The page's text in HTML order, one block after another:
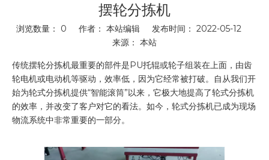
摆轮分拣机
浏览数量： 0 作者： 本站编辑 发布时间： 2022-05-12
来源： 本站
["wechat"]
传统摆轮分拣机最重要的部件是PU托辊或轮子组装在上面，由齿
轮电机或电动机等驱动，效率低，因为它经常被打破。自从我们开
始为轮式分拣机提供“智能滚筒”以来，它极大地提高了轮式分拣机
的效率，并改变了客户对它的看法。如今，轮式分拣机已成为现场
物流系统中非常重要的一部分。